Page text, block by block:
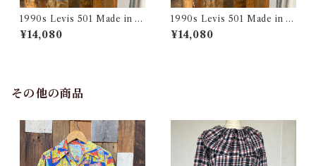
1990s Levis 501 Made in U
SA 実寸 w34 L31 / リーバイ
ス デニム パンツ アメリカ製
¥14,080
1990s Levis 501 Made in U
SA 実寸 w34 L32.5 / リーバ
イス デニム パンツ アメリカ製
¥14,080
その他の商品